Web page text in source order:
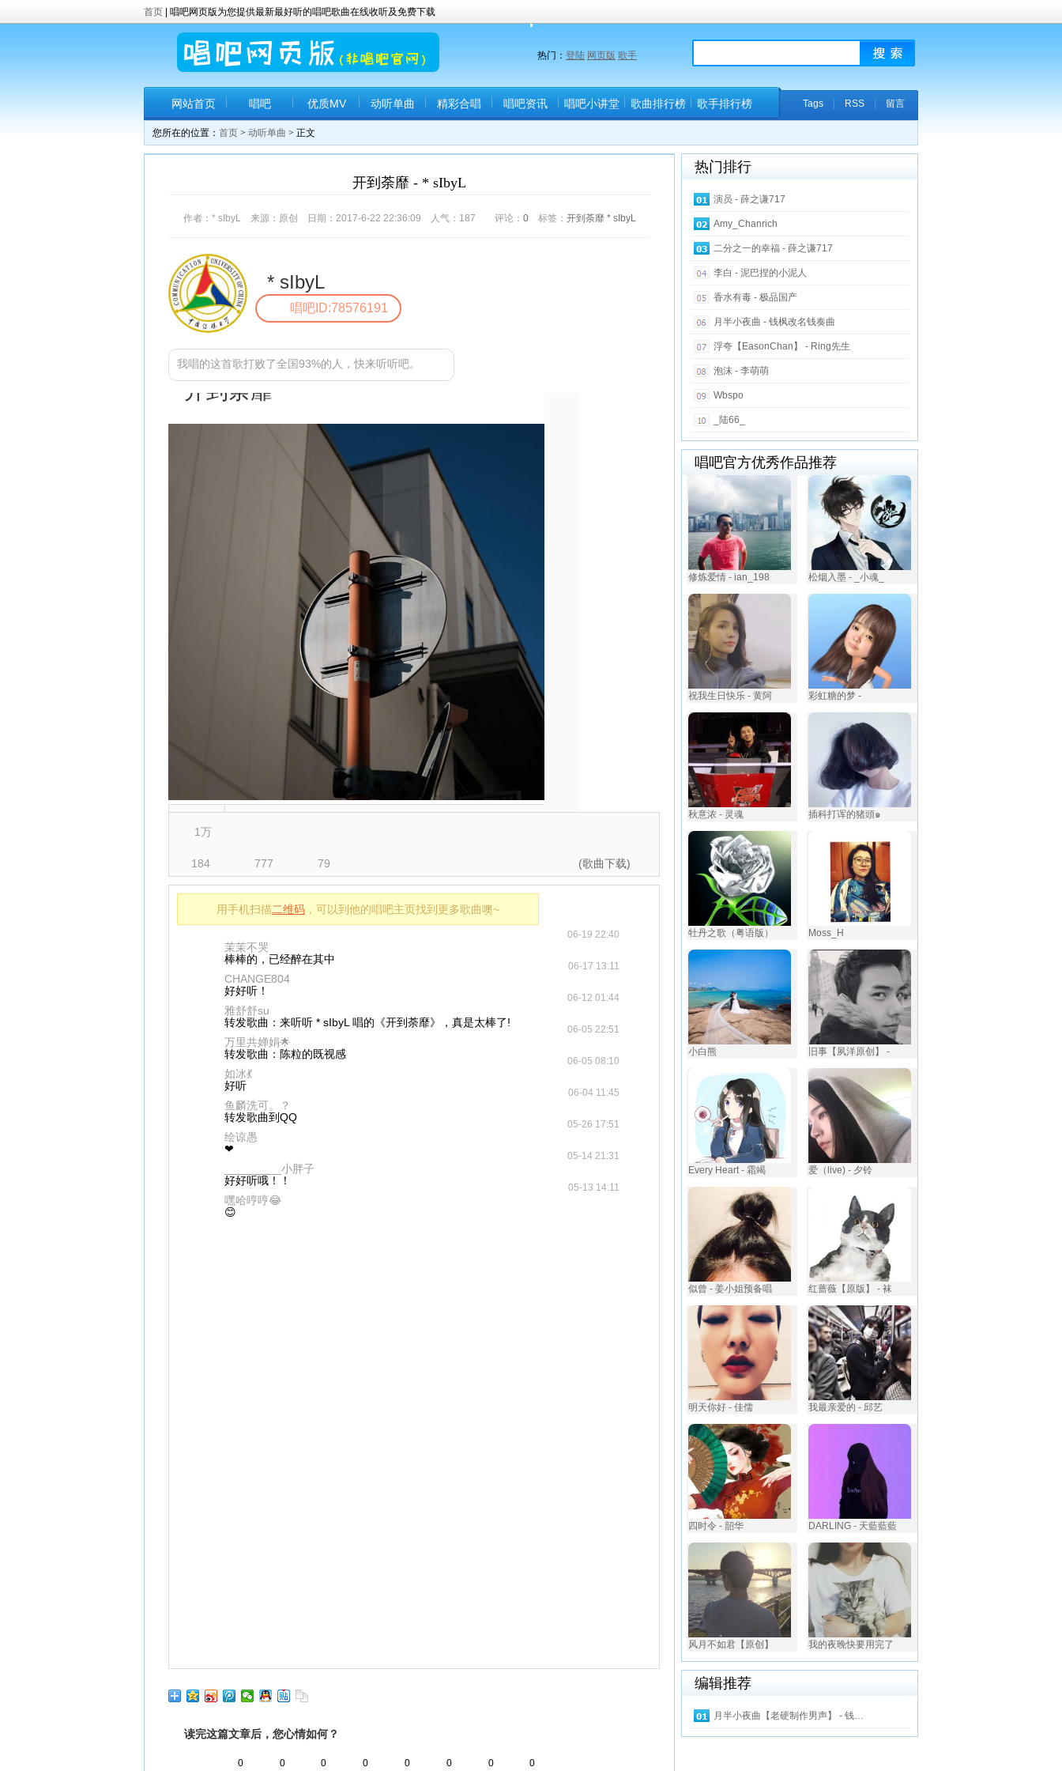
首页 | 唱吧网页版为您提供最新最好听的唱吧歌曲在线收听及免费下载
热门： 登陆 网页版 歌手
网站首页 唱吧 优质MV 动听单曲 精彩合唱 唱吧资讯 唱吧小讲堂 歌曲排行榜 歌手排行榜 Tags| RSS| 留言
您所在的位置： 首页 > 动听单曲 > 正文
开到荼靡 - * sIbyL
作者：* sIbyL 来源：原创 日期：2017-6-22 22:36:09 人气： 187 评论： 0标签： 开到荼靡 * sIbyL
* sIbyL
唱吧ID:78576191
我唱的这首歌打败了全国93%的人，快来听听吧。
1万
184 777 79 (歌曲下载)
用手机扫描二维码 ，可以到他的唱吧主页找到更多歌曲噢~
茉茉不哭
06-19 22:40
棒棒的，已经醉在其中
CHANGE804
06-17 13:11
好好听！
雅舒舒su
06-12 01:44
转发歌曲：来听听 * sIbyL 唱的《开到荼靡》，真是太棒了!
万里共婵娟🌟
06-05 22:51
转发歌曲：陈粒的既视感
如冰💃
06-05 08:10
好听
鱼麟洗可。？
06-04 11:45
转发歌曲到QQ
绘谅愚
05-26 17:51
❤
_________小胖子
05-14 21:31
好好听哦！！
嘿哈哼哼😂
05-13 14:11
😊
读完这篇文章后，您心情如何？
0 0 0 0 0 0 0 0
热门排行
演员 - 薛之谦717
Amy_Chanrich
二分之一的幸福 - 薛之谦717
李白 - 泥巴捏的小泥人
香水有毒 - 极品国产
月半小夜曲 - 钱枫改名钱奏曲
浮夸【EasonChan】 - Ring先生
泡沫 - 李萌萌
Wbspo
_陆66_
唱吧官方优秀作品推荐
修炼爱情 - ian_198 松烟入墨 - _小魂_
祝我生日快乐 - 黄阿 彩虹糖的梦 -
秋意浓 - 灵魂 插科打诨的猪頭๑
牡丹之歌（粤语版） Moss_H
小白熊 旧事【夙洋原创】 -
Every Heart - 霜竭 爱（live) - 夕铃
似曾 - 姜小姐预备唱 红蔷薇【原版】 - 袜
明天你好 - 佳儒 我最亲爱的 - 邱艺
四时令 - 韶华 DARLING - 天藍藍藍
风月不如君【原创】 我的夜晚快要用完了
编辑推荐
月半小夜曲【老硬制作男声】 - 钱…